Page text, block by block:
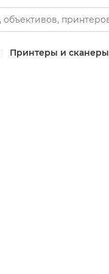
Принтеры и сканеры